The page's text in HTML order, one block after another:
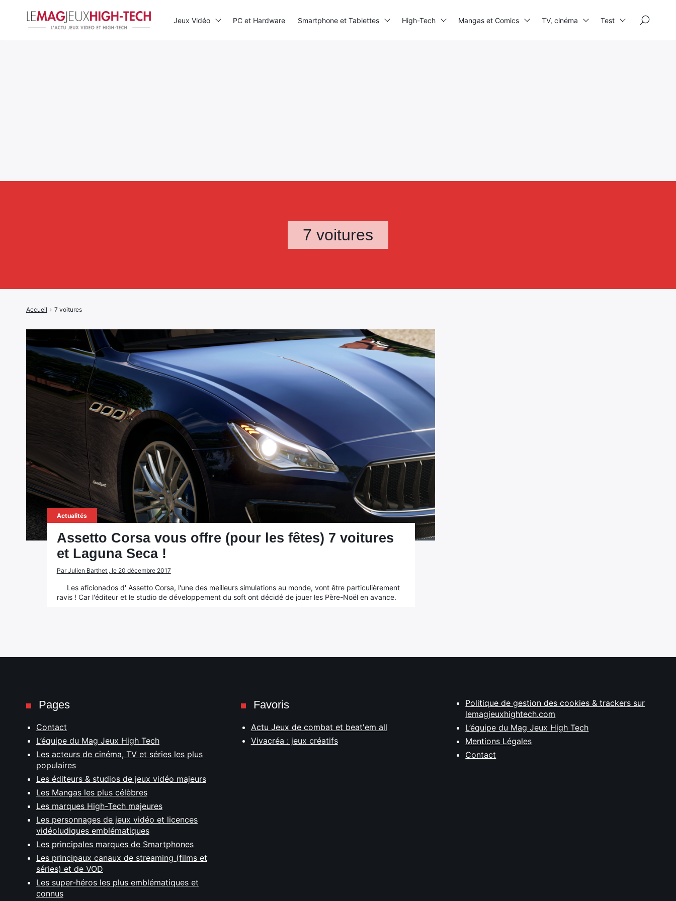
7 voitures
Accueil › 7 voitures
Actualités
Assetto Corsa vous offre (pour les fêtes) 7 voitures
et Laguna Seca !
Par Julien Barthet , le 20 décembre 2017
Les aficionados d' Assetto Corsa, l'une des meilleurs simulations au monde, vont être particulièrement
ravis ! Car l'éditeur et le studio de développement du soft ont décidé de jouer les Père-Noël en avance.
Jeux Vidéo PC et Hardware Smartphone et Tablettes High-Tech Mangas et Comics TV, cinéma Test
Pages
Contact
L’équipe du Mag Jeux High Tech
Les acteurs de cinéma, TV et séries les plus
populaires
Les éditeurs & studios de jeux vidéo majeurs
Les Mangas les plus célèbres
Les marques High-Tech majeures
Les personnages de jeux vidéo et licences
vidéoludiques emblématiques
Les principales marques de Smartphones
Les principaux canaux de streaming (films et
séries) et de VOD
Les super-héros les plus emblématiques et
connus
Favoris
Actu Jeux de combat et beat'em all
Vivacréa : jeux créatifs
Politique de gestion des cookies & trackers sur
lemagjeuxhightech.com
L’équipe du Mag Jeux High Tech
Mentions Légales
Contact